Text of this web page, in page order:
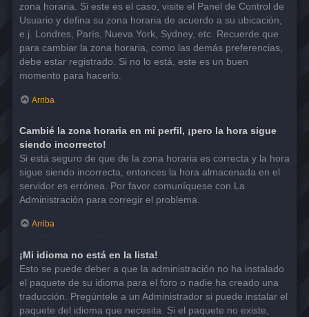
zona horaria. Si este es el caso, visite el Panel de Control de
Usuario y defina su zona horaria de acuerdo a su ubicación,
e.j. Londres, París, Nueva York, Sydney, etc. Recuerde que
para cambiar la zona horaria, como las demás preferencias,
debe estar registrado. Si no lo está, este es un buen
momento para hacerlo.
Arriba
Cambié la zona horaria en mi perfil, ¡pero la hora sigue
siendo incorrecto!
Si está seguro de que de la zona horaria es correcta y la hora
sigue siendo incorrecta, entonces la hora almacenada en el
servidor es errónea. Por favor comuníquese con La
Administración para corregir el problema.
Arriba
¡Mi idioma no está en la lista!
Esto se puede deber a que la administración no ha instalado
el paquete de su idioma para el foro o nadie ha creado una
traducción. Pregúntele a un Administrador si puede instalar el
paquete del idioma que necesita. Si el paquete no existe,